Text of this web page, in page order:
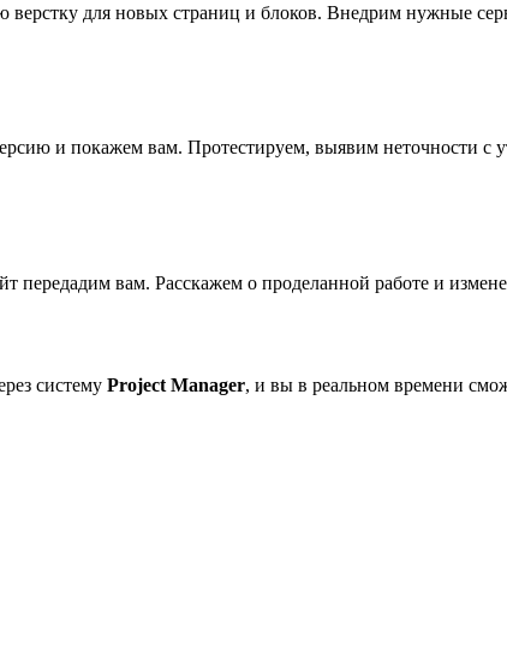
верстку для новых страниц и блоков. Внедрим нужные
и покажем вам. Протестируем, выявим неточности с
передадим вам. Расскажем о проделанной работе и
систему Project Manager, и вы в реальном времени